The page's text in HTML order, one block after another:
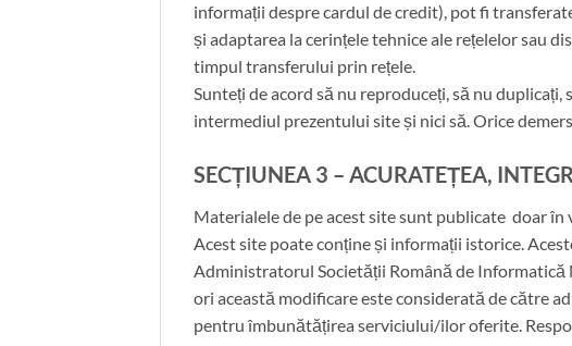
informații despre cardul de credit), pot fi
și adaptarea la cerințele tehnice ale rețelelor sau
timpul transferului prin rețele.
Sunteți de acord să nu reproduceți, să nu
intermediul prezentului site și nici să. Orice
SECȚIUNEA 3 – ACURATEȚEA,
Materialele de pe acest site sunt publicate doar
Acest site poate conține și informații istorice.
Administratorul Societății Română de Informatică
ori această modificare este considerată de către
pentru îmbunătățirea serviciului/ilor oferite.